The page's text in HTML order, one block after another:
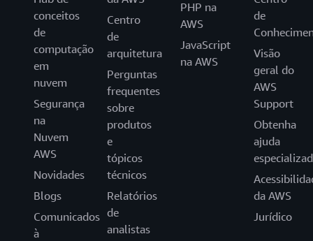
conceitos
de
computação
em
nuvem
Segurança
na
Nuvem
AWS
Novidades
Blogs
Comunicados
à
Centro
de
arquitetura
Perguntas
frequentes
sobre
produtos
e
tópicos
técnicos
Relatórios
de
analistas
PHP na
AWS
JavaScript
na AWS
de
Visão
geral do
AWS
Support
Obtenha
ajuda
da AWS
Jurídico